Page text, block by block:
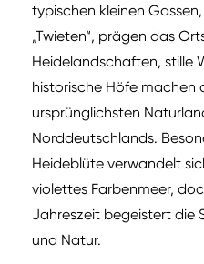
typischen kleinen
„Twieten“, prägen das
Heidelandschaften, stille
historische Höfe machen
ursprünglichsten
Norddeutschlands.
Heideblüte verwandelt
violettes Farbenmeer,
Jahreszeit begeistert die
und Natur.